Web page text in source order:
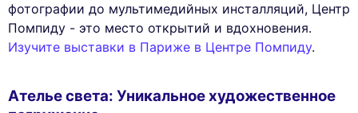
фотографии до мультимедийных инсталляций, Центр
Помпиду - это место открытий и вдохновения.
Изучите выставки в Париже в Центре Помпиду.
Ателье света: Уникальное художественное